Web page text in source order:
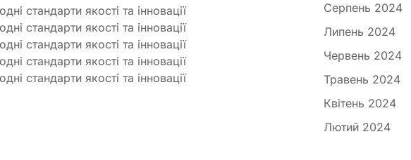
Серпень 2024
Липень 2024
Червень 2024
Травень 2024
Квітень 2024
Лютий 2024